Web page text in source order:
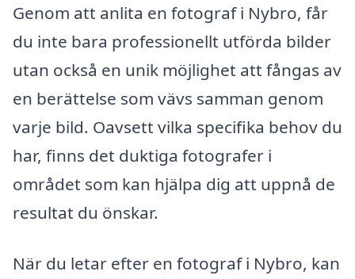
Genom att anlita en fotograf i Nybro, får
du inte bara professionellt utförda bilder
utan också en unik möjlighet att fångas av
en berättelse som vävs samman genom
varje bild. Oavsett vilka specifika behov du
har, finns det duktiga fotografer i
området som kan hjälpa dig att uppnå de
resultat du önskar.
När du letar efter en fotograf i Nybro, kan